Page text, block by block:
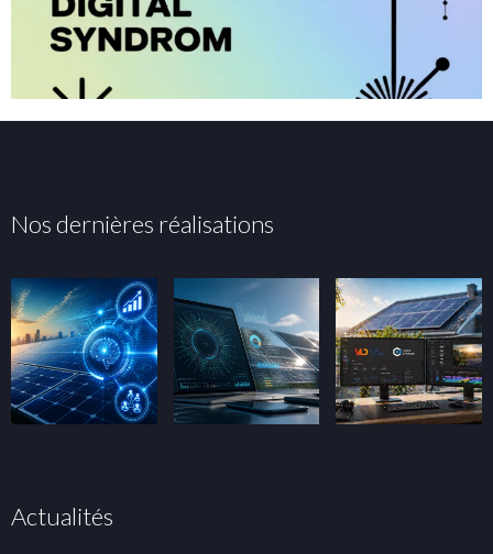
Nos dernières réalisations
Actualités